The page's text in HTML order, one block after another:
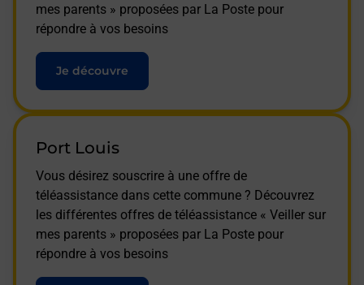
mes parents » proposées par La Poste pour
répondre à vos besoins
Je découvre
Port Louis
Vous désirez souscrire à une offre de
téléassistance dans cette commune ? Découvrez
les différentes offres de téléassistance « Veiller sur
mes parents » proposées par La Poste pour
répondre à vos besoins